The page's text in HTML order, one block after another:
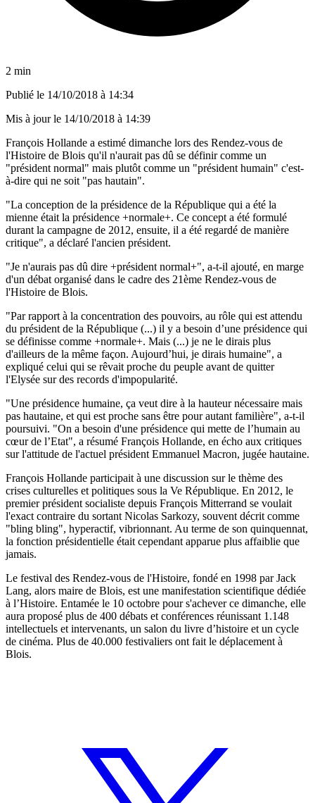
2 min
Publié le 14/10/2018 à 14:34
Mis à jour le 14/10/2018 à 14:39
François Hollande a estimé dimanche lors des Rendez-vous de
l'Histoire de Blois qu'il n'aurait pas dû se définir comme un
"président normal" mais plutôt comme un "président humain" c'est-
à-dire qui ne soit "pas hautain".
"La conception de la présidence de la République qui a été la
mienne était la présidence +normale+. Ce concept a été formulé
durant la campagne de 2012, ensuite, il a été regardé de manière
critique", a déclaré l'ancien président.
"Je n'aurais pas dû dire +président normal+", a-t-il ajouté, en marge
d'un débat organisé dans le cadre des 21ème Rendez-vous de
l'Histoire de Blois.
"Par rapport à la concentration des pouvoirs, au rôle qui est attendu
du président de la République (...) il y a besoin d’une présidence qui
se définisse comme +normale+. Mais (...) je ne le dirais plus
d'ailleurs de la même façon. Aujourd’hui, je dirais humaine", a
expliqué celui qui se rêvait proche du peuple avant de quitter
l'Elysée sur des records d'impopularité.
"Une présidence humaine, ça veut dire à la hauteur nécessaire mais
pas hautaine, et qui est proche sans être pour autant familière", a-t-il
poursuivi. "On a besoin d'une présidence qui mette de l’humain au
cœur de l’Etat", a résumé François Hollande, en écho aux critiques
sur l'attitude de l'actuel président Emmanuel Macron, jugée hautaine.
François Hollande participait à une discussion sur le thème des
crises culturelles et politiques sous la Ve République. En 2012, le
premier président socialiste depuis François Mitterrand se voulait
l'exact contraire du sortant Nicolas Sarkozy, souvent décrit comme
"bling bling", hyperactif, vibrionnant. Au terme de son quinquennat,
la fonction présidentielle était cependant apparue plus affaiblie que
jamais.
Le festival des Rendez-vous de l'Histoire, fondé en 1998 par Jack
Lang, alors maire de Blois, est une manifestation scientifique dédiée
à l’Histoire. Entamée le 10 octobre pour s'achever ce dimanche, elle
aura proposé plus de 400 débats et conférences réunissant 1.148
intellectuels et intervenants, un salon du livre d’histoire et un cycle
de cinéma. Plus de 40.000 festivaliers ont fait le déplacement à
Blois.